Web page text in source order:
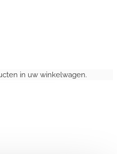
in uw winkelwagen.